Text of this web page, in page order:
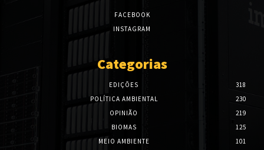
FACEBOOK
INSTAGRAM
Categorias
EDIÇÕES
318
POLÍTICA AMBIENTAL
230
OPINIÃO
219
BIOMAS
125
MEIO AMBIENTE
101